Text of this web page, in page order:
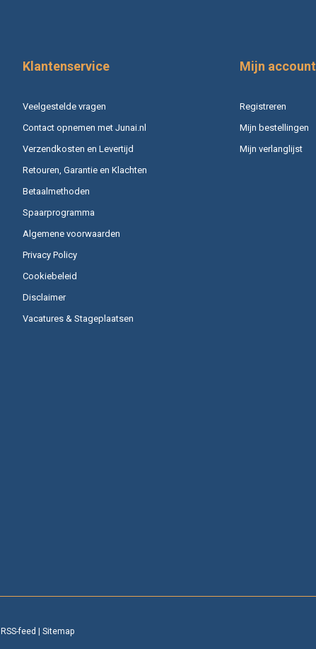
Klantenservice
Veelgestelde vragen
Contact opnemen met Junai.nl
Verzendkosten en Levertijd
Retouren, Garantie en Klachten
Betaalmethoden
Spaarprogramma
Algemene voorwaarden
Privacy Policy
Cookiebeleid
Disclaimer
Vacatures & Stageplaatsen
Mijn account
Registreren
Mijn bestellingen
Mijn verlanglijst
RSS-feed | Sitemap